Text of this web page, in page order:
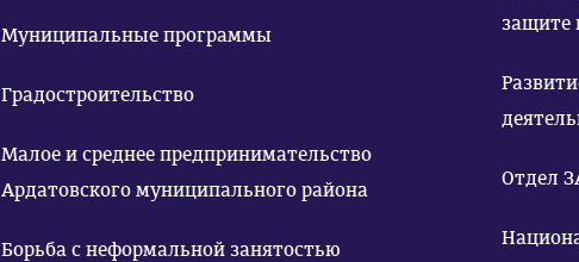
Муниципальные программы
Градостроительство
Малое и среднее предпринимательство
Ардатовского муниципального района
Борьба с неформальной занятостью
защите
Отдел